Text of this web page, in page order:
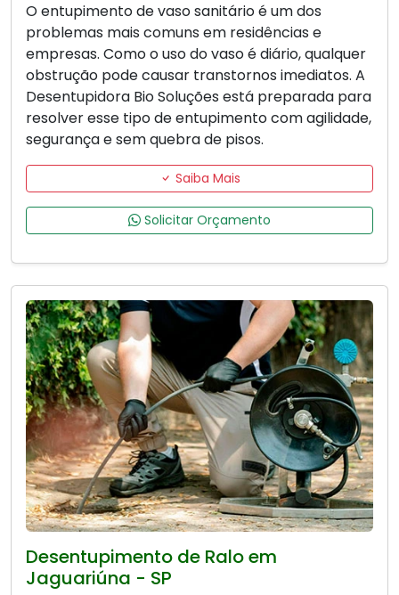
O entupimento de vaso sanitário é um dos
problemas mais comuns em residências e
empresas. Como o uso do vaso é diário, qualquer
obstrução pode causar transtornos imediatos. A
Desentupidora Bio Soluções está preparada para
resolver esse tipo de entupimento com agilidade,
segurança e sem quebra de pisos.
Saiba Mais
Solicitar Orçamento
Desentupimento de Ralo em
Jaguariúna - SP